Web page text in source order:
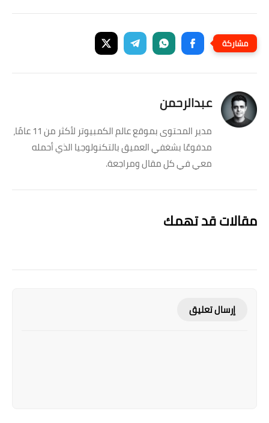
عبدالرحمن
مدير المحتوى بموقع عالم الكمبيوتر لأكثر من 11 عامًا،
مدفوعًا بشغفي العميق بالتكنولوجيا الذي أحمله
معي في كل مقال ومراجعة.
مقالات قد تهمك
إرسال تعليق